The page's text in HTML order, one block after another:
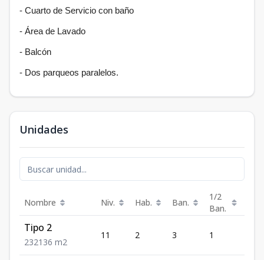
- ⁠Cuarto de Servicio con baño
- ⁠Área de Lavado
- ⁠Balcón
- ⁠Dos parqueos paralelos.
Unidades
Nombre Niv. Hab. Ban.
1/2
Ban.
Tipo 2
232136 m2
11 2 3 1